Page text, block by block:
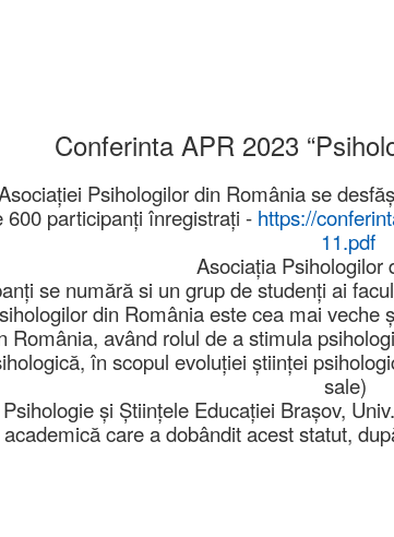
Conferinta APR 2023
Psihologilor din România se
600 participanți înregistrați - https://
11.pdf
Asociația Psihologilor
se numără si un grup de studenți ai
din România este cea mai
România, având rolul de a stimula
în scopul evoluţiei ştiinţei
sale)
și Științele Educației Brașov,
academică care a dobândit acest statut,